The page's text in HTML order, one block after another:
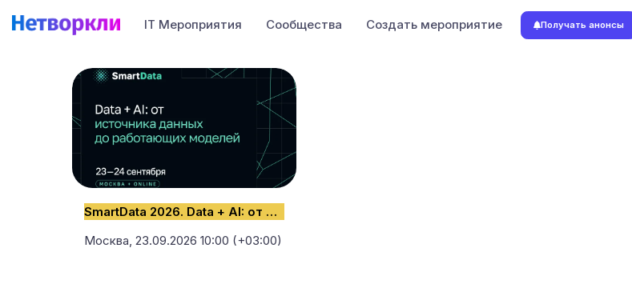
IT Мероприятия Сообщества Создать мероприятие Получать анонсы
SmartData 2026. Data + AI: от источника данных до работающих моделей
Москва, 23.09.2026 10:00 (+03:00)